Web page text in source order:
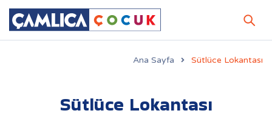
Ana Sayfa Sütlüce Lokantası
Sütlüce Lokantası